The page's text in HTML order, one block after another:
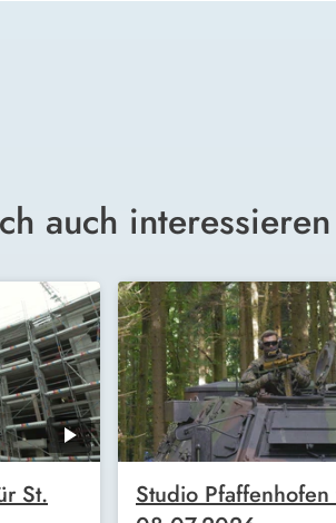
auch interessieren
St.
Studio Pfaffenhofen